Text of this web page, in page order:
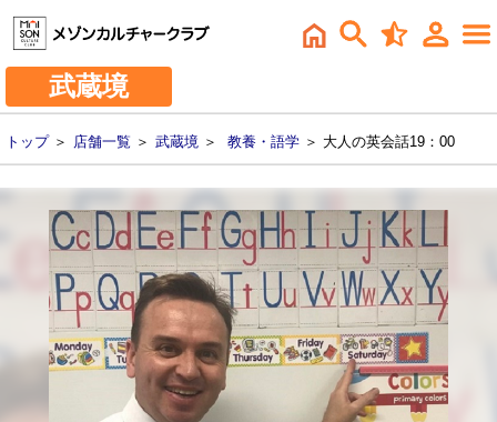
武蔵境
トップ＞ 店舗一覧 ＞ 武蔵境 ＞ 教養・語学 ＞ 大人の英会話19：00